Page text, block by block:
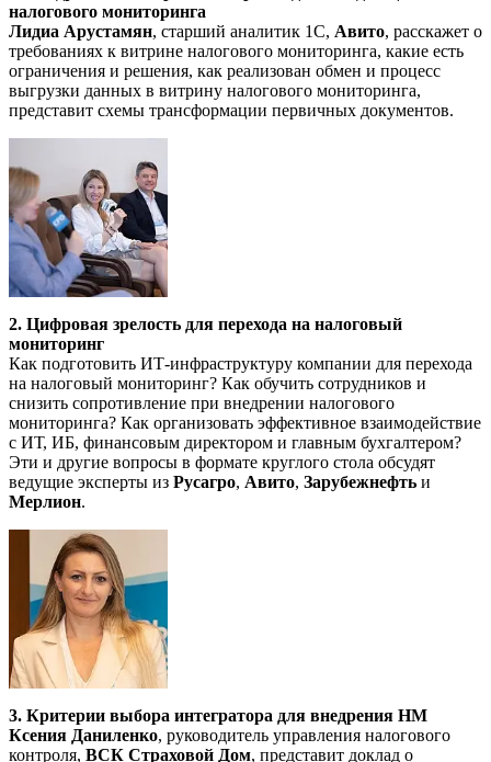
налогового мониторинга
Лидиа Арустамян, старший аналитик 1С, Авито, расскажет о
требованиях к витрине налогового мониторинга, какие есть
ограничения и решения, как реализован обмен и процесс
выгрузки данных в витрину налогового мониторинга,
представит схемы трансформации первичных документов.
2. Цифровая зрелость для перехода на налоговый
мониторинг
Как подготовить ИТ-инфраструктуру компании для перехода
на налоговый мониторинг? Как обучить сотрудников и
снизить сопротивление при внедрении налогового
мониторинга? Как организовать эффективное взаимодействие
с ИТ, ИБ, финансовым директором и главным бухгалтером?
Эти и другие вопросы в формате круглого стола обсудят
ведущие эксперты из Русагро, Авито, Зарубежнефть и
Мерлион.
3. Критерии выбора интегратора для внедрения НМ
Ксения Даниленко, руководитель управления налогового
контроля, ВСК Страховой Дом, представит доклад о